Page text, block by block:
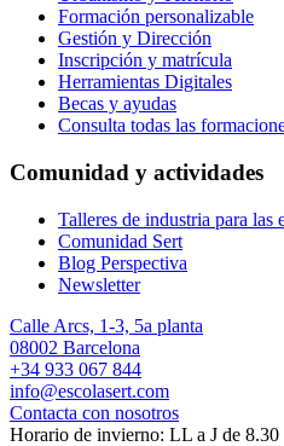
Formación personalizable
Gestión y Dirección
Inscripción y matrícula
Herramientas Digitales
Becas y ayudas
Consulta todas las
Comunidad y actividades
Talleres de industria para las
Comunidad Sert
Blog Perspectiva
Newsletter
Calle Arcs, 1-3, 5a planta
08002 Barcelona
+34 933 067 844
info@escolasert.com
Contacta con nosotros
Horario de invierno: LL a J de